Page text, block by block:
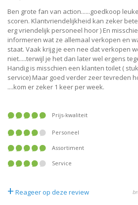
Ben grote fan van action......goedkoop
scoren. Klantvriendelijkheid kan zeker
erg vriendelijk personeel hoor ) En
informeren wat ze allemaal verkopen en
staat. Vaak krijg je een nee dat verkopen
niet.....terwijl je het dan later wel ergens
Handig is misschien een klanten toilet (
service) Maar goed verder zeer tevreden
....kom er zeker 1 keer per week.
Prijs-kwaliteit
Personeel
Assortiment
Service
+ Reageer op deze review